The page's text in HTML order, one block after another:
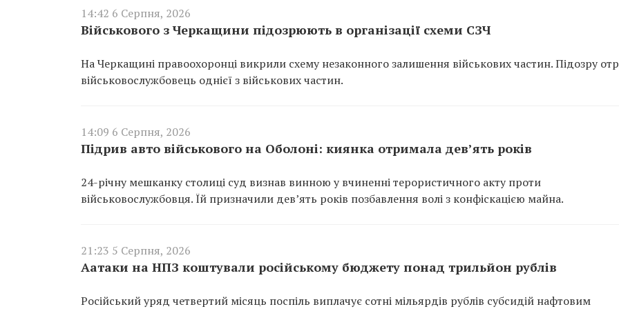
14:42 6 Серпня, 2026
Військового з Черкащини підозрюють в організації схеми СЗЧ
На Черкащині правоохоронці викрили схему незаконного залишення військових частин. Підозру
військовослужбовець однієї з військових частин.
14:09 6 Серпня, 2026
Підрив авто військового на Оболоні: киянка отримала дев’ять років
24-річну мешканку столиці суд визнав винною у вчиненні терористичного акту проти
військовослужбовця. Їй призначили дев’ять років позбавлення волі з конфіскацією майна.
21:23 5 Серпня, 2026
Аатаки на НПЗ коштували російському бюджету понад трильйон рублів
Російський уряд четвертий місяць поспіль виплачує сотні мільярдів рублів субсидій нафтовим